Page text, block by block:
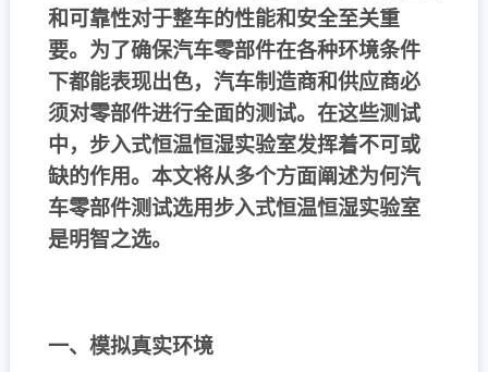
和可靠性对于整车的性能和安全至关重
要。为了确保汽车零部件在各种环境条件
下都能表现出色，汽车制造商和供应商必
须对零部件进行全面的测试。在这些测试
中，步入式恒温恒湿实验室发挥着不可或
缺的作用。本文将从多个方面阐述为何汽
车零部件测试选用步入式恒温恒湿实验室
是明智之选。
一、模拟真实环境